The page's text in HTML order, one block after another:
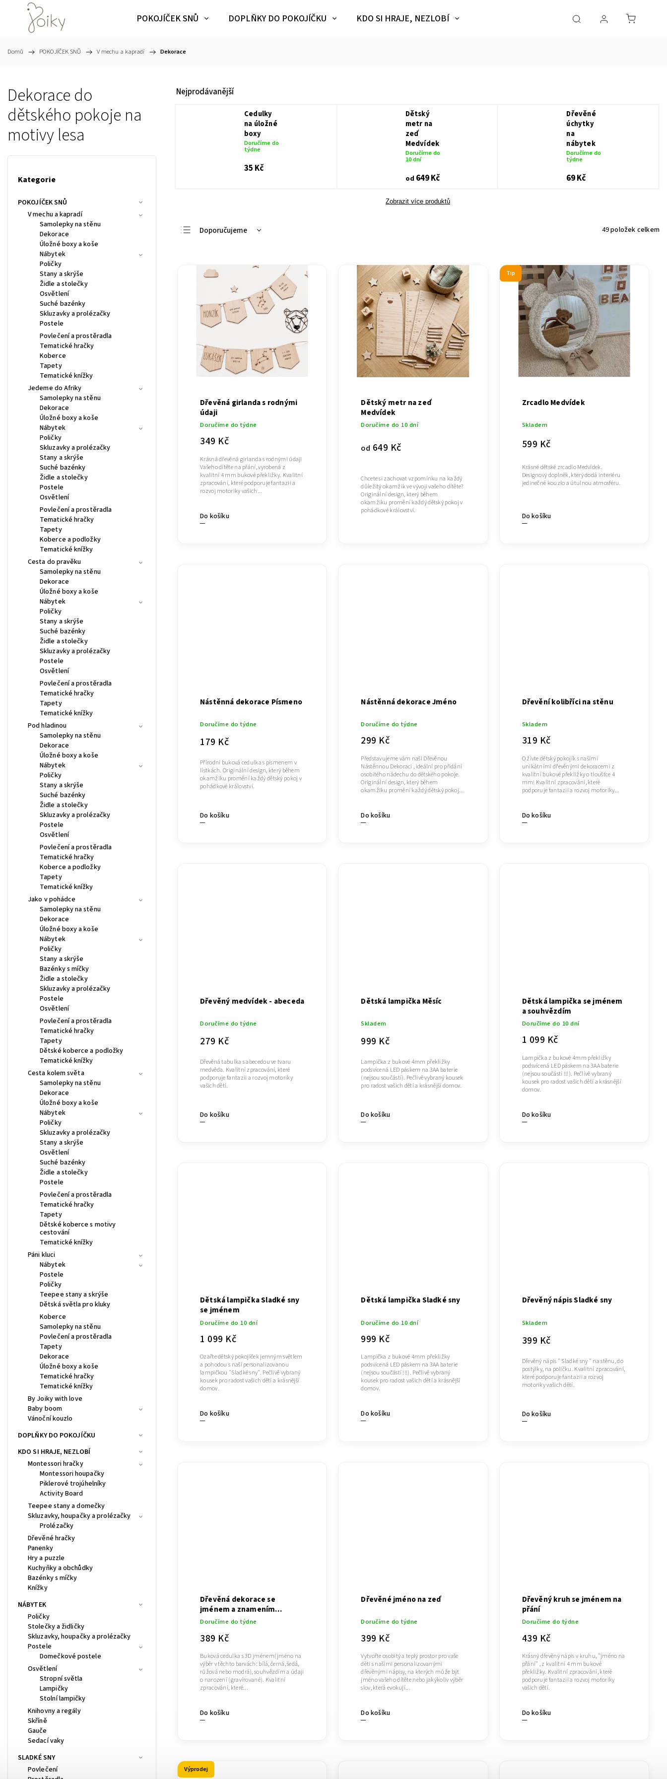
POKOJÍČEK SNŮ DOPLŇKY DO POKOJÍČKU KDO SI HRAJE, NEZLOBÍ SLADKÉ SNY Dárky pro
Domů / POKOJÍČEK SNŮ / V mechu a kapradí / Dekorace
Dekorace do
dětského pokoje na
motivy lesa
Kategorie
POKOJÍČEK SNŮ
V mechu a kapradí
Samolepky na stěnu
Dekorace
Úložné boxy a koše
Nábytek
Poličky
Stany a skrýše
Židle a stolečky
Osvětlení
Suché bazénky
Skluzavky a prolézačky
Postele
Povlečení a prostěradla
Tematické hračky
Koberce
Tapety
Tematické knížky
Jedeme do Afriky
Samolepky na stěnu
Dekorace
Úložné boxy a koše
Nábytek
Poličky
Skluzavky a prolézačky
Stany a skrýše
Suché bazénky
Židle a stolečky
Postele
Osvětlení
Povlečení a prostěradla
Tematické hračky
Tapety
Koberce a podložky
Tematické knížky
Cesta do pravěku
Samolepky na stěnu
Dekorace
Úložné boxy a koše
Nábytek
Poličky
Stany a skrýše
Suché bazénky
Židle a stolečky
Skluzavky a prolézačky
Postele
Osvětlení
Povlečení a prostěradla
Tematické hračky
Tapety
Tematické knížky
Pod hladinou
Samolepky na stěnu
Dekorace
Úložné boxy a koše
Nábytek
Poličky
Stany a skrýše
Suché bazénky
Židle a stolečky
Skluzavky a prolézačky
Postele
Osvětlení
Povlečení a prostěradla
Tematické hračky
Koberce a podložky
Tapety
Tematické knížky
Jako v pohádce
Samolepky na stěnu
Dekorace
Úložné boxy a koše
Nábytek
Poličky
Stany a skrýše
Bazénky s míčky
Židle a stolečky
Skluzavky a prolézačky
Postele
Osvětlení
Povlečení a prostěradla
Tematické hračky
Tapety
Dětské koberce a podložky
Tematické knížky
Cesta kolem světa
Samolepky na stěnu
Dekorace
Úložné boxy a koše
Nábytek
Poličky
Skluzavky a prolézačky
Stany a skrýše
Osvětlení
Suché bazénky
Židle a stolečky
Postele
Povlečení a prostěradla
Tematické hračky
Tapety
Dětské koberce s motivy
cestování
Tematické knížky
Páni kluci
Nábytek
Postele
Poličky
Teepee stany a skrýše
Dětská světla pro kluky
Koberce
Samolepky na stěnu
Povlečení a prostěradla
Tapety
Dekorace
Úložné boxy a koše
Tematické hračky
Tematické knížky
By Joiky with love
Baby boom
Vánoční kouzlo
DOPLŇKY DO POKOJÍČKU
KDO SI HRAJE, NEZLOBÍ
Montessori hračky
Montessori houpačky
Piklerové trojúhelníky
Activity Board
Teepee stany a domečky
Skluzavky, houpačky a prolézačky
Prolézačky
Dřevěné hračky
Panenky
Hry a puzzle
Kuchyňky a obchůdky
Bazénky s míčky
Knížky
NÁBYTEK
Poličky
Stolečky a židličky
Skluzavky, houpačky a prolézačky
Postele
Domečkové postele
Osvětlení
Stropní světla
Lampičky
Stolní lampičky
Knihovny a regály
Skříně
Gauče
Sedací vaky
SLADKÉ SNY
Povlečení
Nejprodávanější
Cedulky
na úložné
boxy
Doručíme do
týdne
35 Kč
Dětský
metr na
zeď
Medvídek
Doručíme do
10 dní
od 649 Kč
Dřevěné
úchytky
na
nábytek
Doručíme do
týdne
69 Kč
Zobrazit více produktů
Doporučujeme
Nejprodávanější
Abecedně
49položek celkem
Dřevěná girlanda s rodnými
údaji
Doručíme do týdne
349 Kč
Do košíku
Krásná dřevěná girlanda s rodnými údaji
Vašeho dítěte na přání, vyrobená z
kvalitní 4 mm bukové překližky. Kvalitní
zpracování, které podporuje fantazii a
rozvoj motoriky vašich...
Dětský metr na zeď
Medvídek
Doručíme do 10 dní
od 649 Kč
Chcete si zachovat vzpomínku na každý
důležitý okamžik ve vývoji vašeho dítěte?
Originální design, který během
okamžiku promění každý dětský pokoj v
pohádkové království.
Tip
Zrcadlo Medvídek
Skladem
599 Kč
Do košíku
Krásné dětské zrcadlo Medvídek.
Designový doplněk, který dodá interiéru
jedinečné kouzlo a útulnou atmosféru.
Nástěnná dekorace Písmeno
Doručíme do týdne
179 Kč
Do košíku
Přírodní buková cedulka s písmenem v
lístkách. Originální design, který během
okamžiku promění každý dětský pokoj v
pohádkové království.
Nástěnná dekorace Jméno
Doručíme do týdne
299 Kč
Do košíku
Představujeme vám naši Dřevěnou
Nástěnnou Dekoraci , ideální pro přidání
osobitého nádechu do dětského pokoje.
Originální design, který během
okamžiku promění každý dětský pokoj...
Dřevění kolibříci na stěnu
Skladem
319 Kč
Do košíku
O živte dětský pokojík s našimi
unikátními dřevěnými dekoracemi z
kvalitní bukové překližky o tloušťce 4
mm! Kvalitní zpracování, které
podporuje fantazii a rozvoj motoriky...
Dřevěný medvídek - abeceda
Doručíme do týdne
279 Kč
Do košíku
Dřevěná tabulka s abecedou ve tvaru
medvěda. Kvalitní zpracování, které
podporuje fantazii a rozvoj motoriky
vašich dětí.
Dětská lampička Měsíc
Skladem
999 Kč
Do košíku
Lampička z bukové 4mm překližky
podsvícená LED páskem na 3AA baterie
(nejsou součástí). Pečlivě vybraný kousek
pro radost vašich dětí a krásnější domov.
Dětská lampička se jménem
a souhvězdím
Doručíme do 10 dní
1 099 Kč
Do košíku
Lampička z bukové 4mm překližky
podsvícená LED páskem na 3AA baterie
(nejsou součástí !!!). Pečlivě vybraný
kousek pro radost vašich dětí a krásnější
domov.
Dětská lampička Sladké sny
se jménem
Doručíme do 10 dní
1 099 Kč
Do košíku
Ozařte dětský pokojíček jemným světlem
a pohodou s naší personalizovanou
lampičkou "Sladké sny". Pečlivě vybraný
kousek pro radost vašich dětí a krásnější
domov.
Dětská lampička Sladké sny
Doručíme do 10 dní
999 Kč
Do košíku
Lampička z bukové 4mm překližky
podsvícená LED páskem na 3AA baterie
(nejsou součástí !!!). Pečlivě vybraný
kousek pro radost vašich dětí a krásnější
domov.
Dřevěný nápis Sladké sny
Skladem
399 Kč
Do košíku
Dřevěný nápis " Sladké sny " na stěnu, do
postýlky, na poličku. Kvalitní zpracování,
které podporuje fantazii a rozvoj
motoriky vašich dětí.
Dřevěná dekorace se
jménem a znamením
zvěrokruhu
Doručíme do týdne
389 Kč
Do košíku
Buková cedulka s 3D jménem(jméno na
výběr v těchto barvách: bílá, černá, šedá,
růžová nebo modrá), souhvězdím a údaji
o narození (gravírované). Kvalitní
zpracování, které...
Dřevěné jméno na zeď
Doručíme do týdne
399 Kč
Do košíku
Vytvořte osobitý a teplý prostor pro vaše
děti s našimi personalizovanými
dřevěnými nápisy, na kterých může být
jméno vašeho dítěte nebo jakýkoliv výběr
slov, která evokují...
Dřevěný kruh se jménem na
přání
Doručíme do týdne
439 Kč
Do košíku
Krásný dřevěný nápis v kruhu, "jméno na
přání" , z kvalitní 4 mm bukové
překližky. Kvalitní zpracování, které
podporuje fantazii a rozvoj motoriky
vašich dětí.
Výprodej